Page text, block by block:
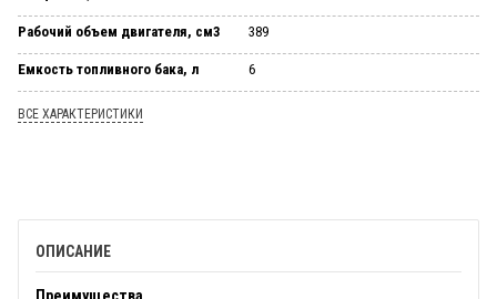
Рабочий объем двигателя, см3 389
Емкость топливного бака, л 6
ВСЕ ХАРАКТЕРИСТИКИ
ОПИСАНИЕ
Преимущества